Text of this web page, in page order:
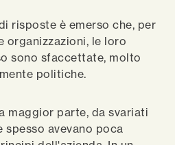
risposte è emerso che, per
organizzazioni, le loro
sono sfaccettate, molto
politiche.
maggior parte, da svariati
avevano poca